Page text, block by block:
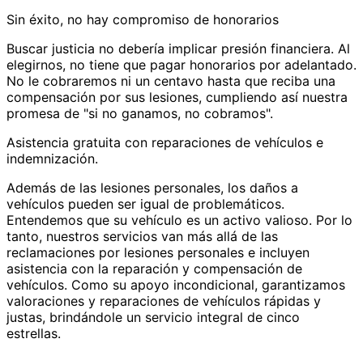
Sin éxito, no hay compromiso de honorarios
Buscar justicia no debería implicar presión financiera. Al
elegirnos, no tiene que pagar honorarios por adelantado.
No le cobraremos ni un centavo hasta que reciba una
compensación por sus lesiones, cumpliendo así nuestra
promesa de "si no ganamos, no cobramos".
Asistencia gratuita con reparaciones de vehículos e
indemnización.
Además de las lesiones personales, los daños a
vehículos pueden ser igual de problemáticos.
Entendemos que su vehículo es un activo valioso. Por lo
tanto, nuestros servicios van más allá de las
reclamaciones por lesiones personales e incluyen
asistencia con la reparación y compensación de
vehículos. Como su apoyo incondicional, garantizamos
valoraciones y reparaciones de vehículos rápidas y
justas, brindándole un servicio integral de cinco
estrellas.